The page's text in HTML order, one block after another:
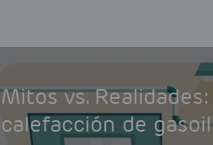
Mitos vs.
calefacción de